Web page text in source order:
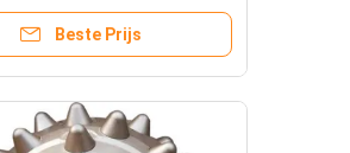
Beste Prijs